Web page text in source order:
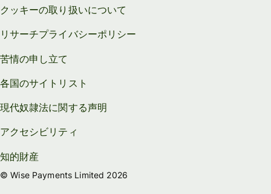
クッキーの取り扱いについて
リサーチプライバシーポリシー
苦情の申し立て
各国のサイトリスト
現代奴隷法に関する声明
アクセシビリティ
知的財産
© Wise Payments Limited 2026